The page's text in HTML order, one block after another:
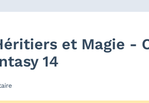
et Magie -
14